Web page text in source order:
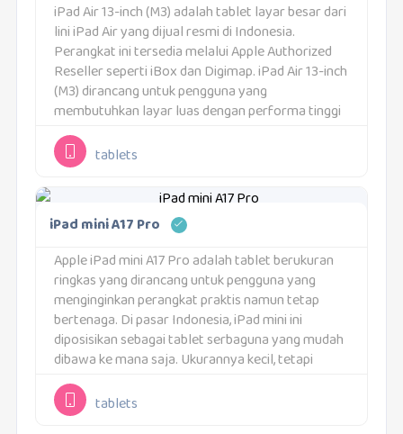
iPad Air 13-inch (M3) adalah tablet layar besar dari
lini iPad Air yang dijual resmi di Indonesia.
Perangkat ini tersedia melalui Apple Authorized
Reseller seperti iBox dan Digimap. iPad Air 13-inch
(M3) dirancang untuk pengguna yang
membutuhkan layar luas dengan performa tinggi
dalam perangkat yang tetap ringan dan praktis
digunakan.Tablet...
tablets
iPad mini A17 Pro
Apple iPad mini A17 Pro adalah tablet berukuran
ringkas yang dirancang untuk pengguna yang
menginginkan perangkat praktis namun tetap
bertenaga. Di pasar Indonesia, iPad mini ini
diposisikan sebagai tablet serbaguna yang mudah
dibawa ke mana saja. Ukurannya kecil, tetapi
kemampuannya mencakup berbagai kebutuhan
harian, mulai dari belajar, bekerja, hingga
hiburan.iPad...
tablets